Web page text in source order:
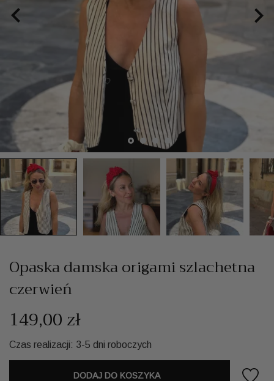
 
Opaska damska origami szlachetna
czerwień
149,00 zł
Czas realizacji: 3-5 dni roboczych
DODAJ DO KOSZYKA